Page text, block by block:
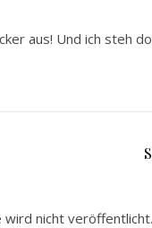
aus! Und ich steh
wird nicht veröffentlicht.